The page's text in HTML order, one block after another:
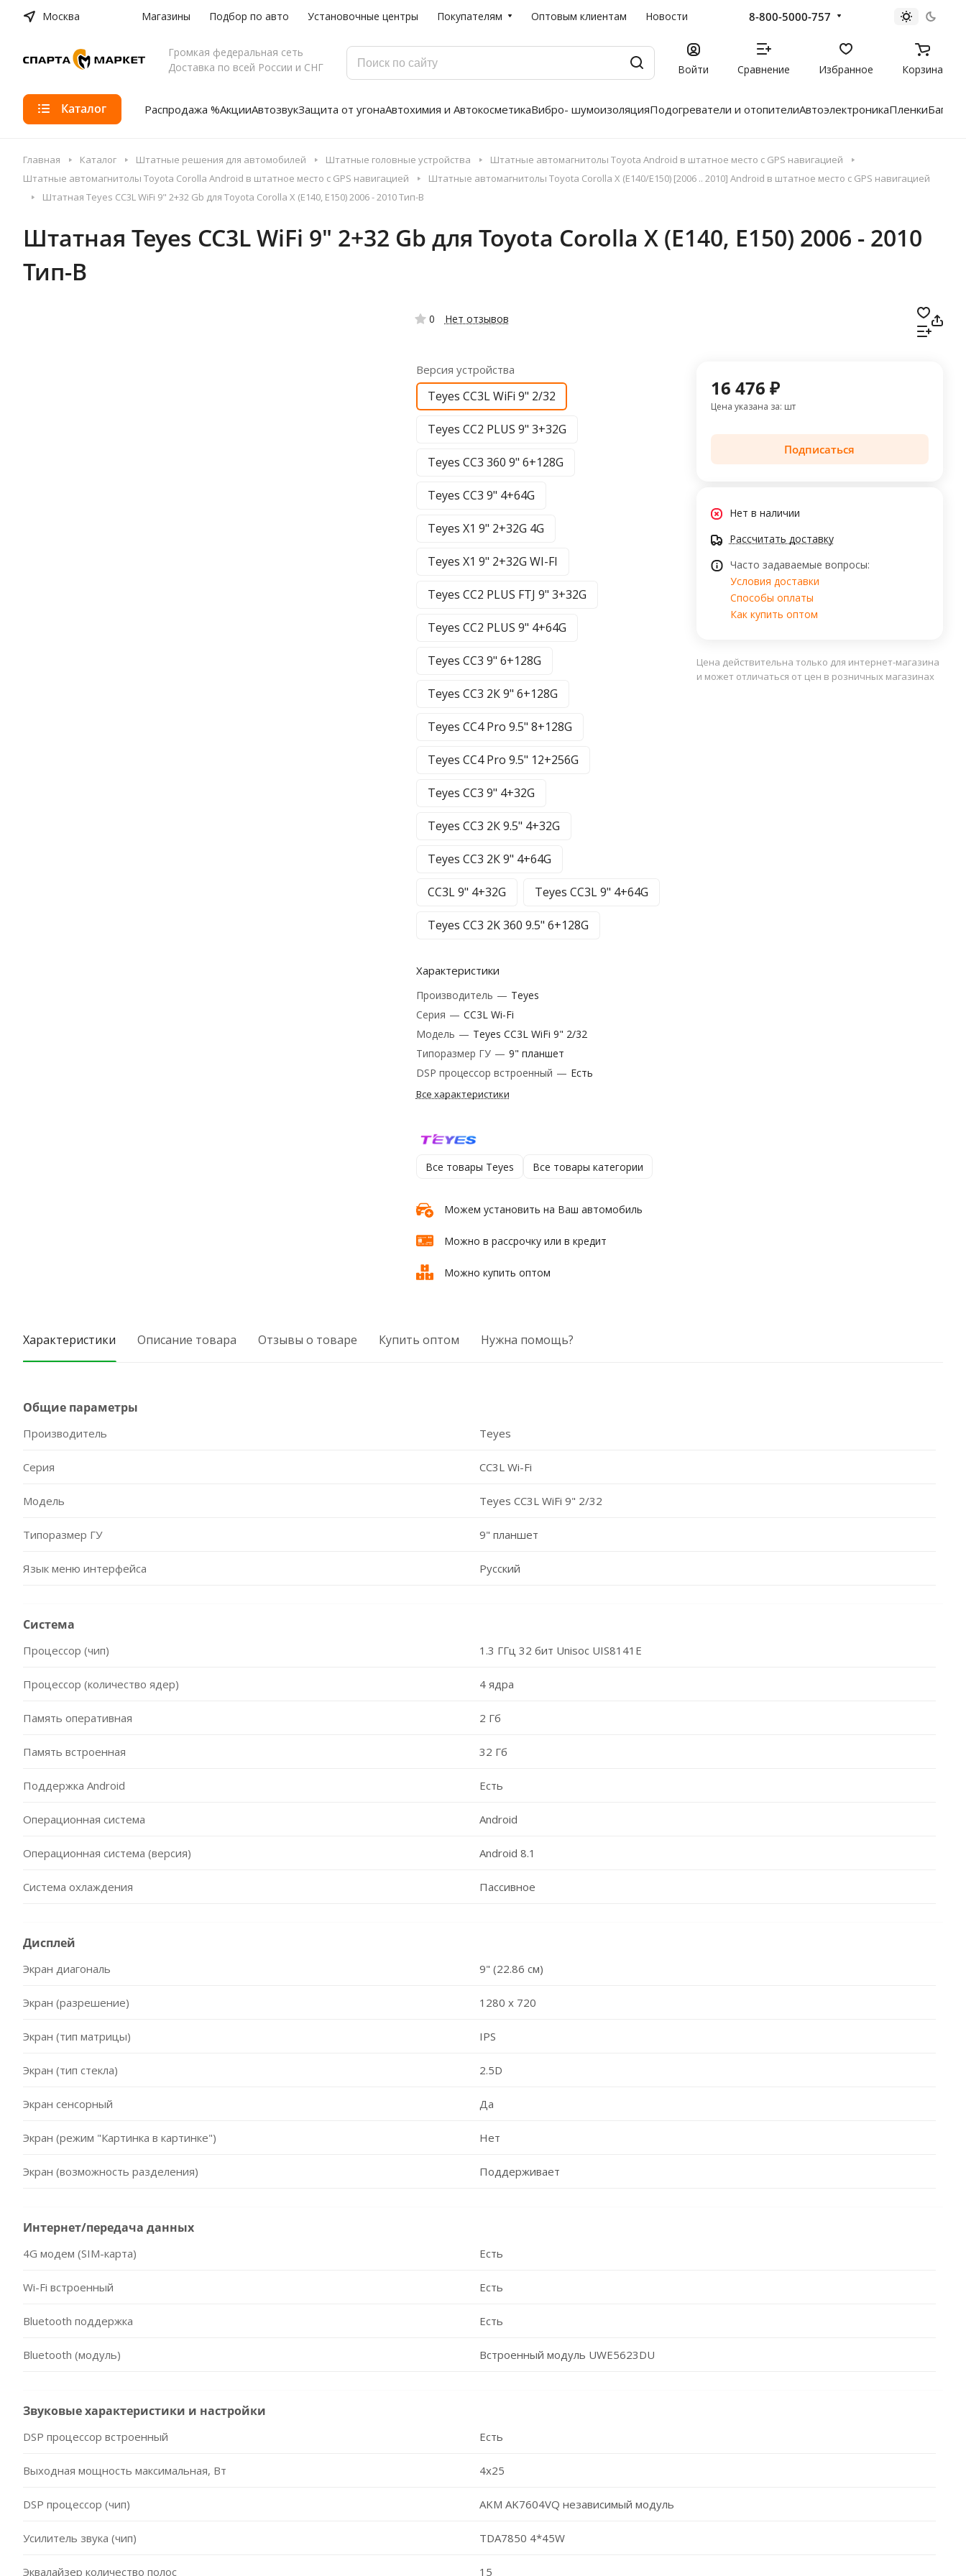
Москва Магазины Подбор по авто Установочные центры Покупателям Оптовым клиентам Новости 8-800-5000-757
Громкая федеральная сеть
Доставка по всей России и СНГ
Войти Сравнение Избранное Корзина
Каталог Распродажа %АкцииАвтозвукЗащита от угонаАвтохимия и АвтокосметикаВибро- шумоизоляцияПодогреватели и отопителиАвтоэлектроникаПленки
Главная Каталог Штатные решения для автомобилей Штатные головные устройства
Штатные автомагнитолы Toyota Android в штатное место с GPS навигацией
Штатные автомагнитолы Toyota Corolla Android в штатное место с GPS навигацией
Штатные автомагнитолы Toyota Corolla X (E140/E150) [2006 .. 2010] Android в штатное место с GPS навигацией
Штатная Teyes CC3L WiFi 9" 2+32 Gb для Toyota Corolla X (E140, E150) 2006 - 2010 Тип-B
Штатная Teyes CC3L WiFi 9" 2+32 Gb для Toyota Corolla X (E140, E150) 2006 - 2010
Тип-B
0 Нет отзывов
Версия устройства
Teyes CC3L WiFi 9" 2/32
Teyes CC2 PLUS 9" 3+32G
Teyes CC3 360 9" 6+128G
Teyes CC3 9" 4+64G
Teyes X1 9" 2+32G 4G
Teyes X1 9" 2+32G WI-FI
Teyes CC2 PLUS FTJ 9" 3+32G
Teyes CC2 PLUS 9" 4+64G
Teyes CC3 9" 6+128G
Teyes CC3 2К 9" 6+128G
Teyes CC4 Pro 9.5" 8+128G
Teyes CC4 Pro 9.5" 12+256G
Teyes CC3 9" 4+32G
Teyes CC3 2К 9.5" 4+32G
Teyes CC3 2К 9" 4+64G
CC3L 9" 4+32G Teyes CC3L 9" 4+64G
Teyes CC3 2K 360 9.5" 6+128G
Характеристики
Производитель — Teyes
Серия — CC3L Wi-Fi
Модель — Teyes CC3L WiFi 9" 2/32
Типоразмер ГУ — 9" планшет
DSP процессор встроенный — Есть
Все характеристики
Все товары Teyes Все товары категории
Можем установить на Ваш автомобиль
Можно в рассрочку или в кредит
Можно купить оптом
16 476 ₽
Цена указана за: шт
Подписаться
Нет в наличии
Рассчитать доставку
Часто задаваемые вопросы:
Условия доставки
Способы оплаты
Как купить оптом
Цена действительна только для интернет-магазина
и может отличаться от цен в розничных магазинах
Характеристики Описание товара Отзывы о товаре Купить оптом Нужна помощь?
Общие параметры
Производитель Teyes
Серия CC3L Wi-Fi
Модель Teyes CC3L WiFi 9" 2/32
Типоразмер ГУ 9" планшет
Язык меню интерфейса Русский
Система
Процессор (чип) 1.3 ГГц 32 бит Unisoc UIS8141E
Процессор (количество ядер) 4 ядра
Память оперативная 2 Гб
Память встроенная 32 Гб
Поддержка Android Есть
Операционная система Android
Операционная система (версия) Android 8.1
Система охлаждения Пассивное
Дисплей
Экран диагональ 9" (22.86 см)
Экран (разрешение) 1280 х 720
Экран (тип матрицы) IPS
Экран (тип стекла) 2.5D
Экран сенсорный Да
Экран (режим "Картинка в картинке") Нет
Экран (возможность разделения) Поддерживает
Интернет/передача данных
4G модем (SIM-карта) Есть
Wi-Fi встроенный Есть
Bluetooth поддержка Есть
Bluetooth (модуль) Встроенный модуль UWE5623DU
Звуковые характеристики и настройки
DSP процессор встроенный Есть
Выходная мощность максимальная, Вт 4x25
DSP процессор (чип) AKM AK7604VQ независимый модуль
Усилитель звука (чип) TDA7850 4*45W
Эквалайзер количество полос 15